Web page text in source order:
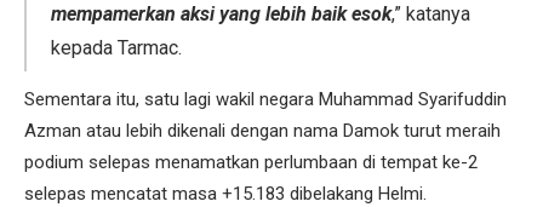
mempamerkan aksi yang lebih baik esok,” katanya
kepada Tarmac.
Sementara itu, satu lagi wakil negara Muhammad Syarifuddin
Azman atau lebih dikenali dengan nama Damok turut meraih
podium selepas menamatkan perlumbaan di tempat ke-2
selepas mencatat masa +15.183 dibelakang Helmi.